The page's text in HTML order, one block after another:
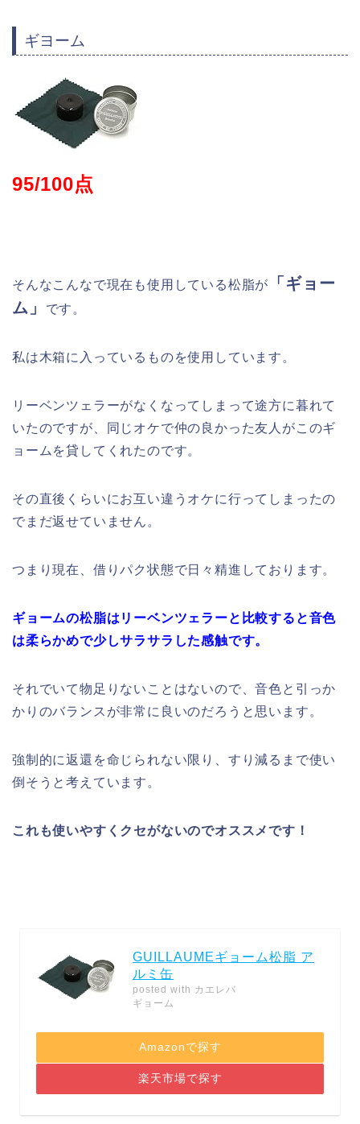
ギヨーム
95/100点
そんなこんなで現在も使用している松脂が
「ギョー
ム」
です。
私は木箱に入っているものを使用しています。
リーベンツェラーがなくなってしまって途方に暮れて
いたのですが、同じオケで仲の良かった友人がこのギ
ョームを貸してくれたのです。
その直後くらいにお互い違うオケに行ってしまったの
でまだ返せていません。
つまり現在、借りパク状態で日々精進しております。
ギョームの松脂はリーベンツェラーと比較すると音色
は柔らかめで少しサラサラした感触です。
それでいて物足りないことはないので、音色と引っか
かりのバランスが非常に良いのだろうと思います。
強制的に返還を命じられない限り、すり減るまで使い
倒そうと考えています。
これも使いやすくクセがないのでオススメです！
GUILLAUMEギョーム松脂 ア
ルミ缶
posted with カエレバ
ギョーム
Amazonで探す
楽天市場で探す